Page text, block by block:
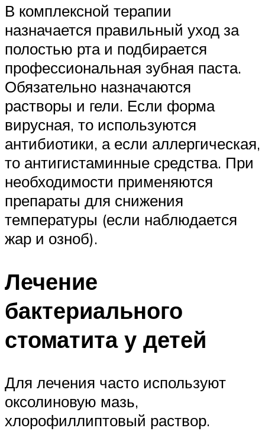
В комплексной терапии
назначается правильный уход за
полостью рта и подбирается
профессиональная зубная паста.
Обязательно назначаются
растворы и гели. Если форма
вирусная, то используются
антибиотики, а если аллергическая,
то антигистаминные средства. При
необходимости применяются
препараты для снижения
температуры (если наблюдается
жар и озноб).
Лечение
бактериального
стоматита у детей
Для лечения часто используют
оксолиновую мазь,
хлорофиллиптовый раствор.